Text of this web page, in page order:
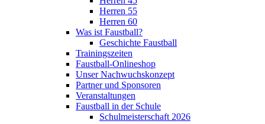
Herren 55
Herren 60
Was ist Faustball?
Geschichte Faustball
Trainingszeiten
Faustball-Onlineshop
Unser Nachwuchskonzept
Partner und Sponsoren
Veranstaltungen
Faustball in der Schule
Schulmeisterschaft 2026